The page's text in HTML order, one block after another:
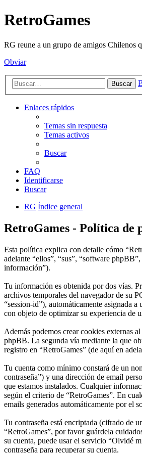
RetroGames
RG reune a un grupo de amigos Chilenos
Obviar
Buscar
Enlaces rápidos
Temas sin respuesta
Temas activos
Buscar
FAQ
Identificarse
Buscar
RG Índice general
RetroGames - Política de
Esta política explica con detalle cómo
adelante “ellos”, “sus”, “software
información”).
Tu información es obtenida por dos vías.
archivos temporales del navegador de su
“session-id”), automáticamente asignada
con objeto de optimizar su experiencia de
Además podemos crear cookies externas
phpBB. La segunda vía mediante la que
registro en “RetroGames” (de aquí en
Tu cuenta como mínimo constará de un
contraseña”) y una dirección de email
que estamos instalados. Cualquier
según el criterio de “RetroGames”. En
emails generados automáticamente por el
Tu contraseña está encriptada (cifrado de
“RetroGames”, por favor guárdela
su cuenta, puede usar el servicio “Olvidé
contraseña para recuperar su cuenta.